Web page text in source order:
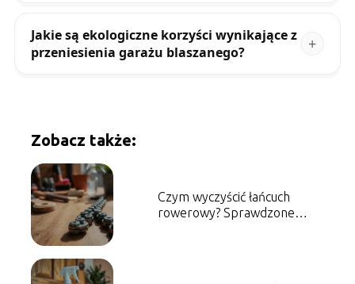
Jakie są ekologiczne korzyści wynikające z
przeniesienia garażu blaszanego?
Zobacz także:
Czym wyczyścić łańcuch
rowerowy? Sprawdzone